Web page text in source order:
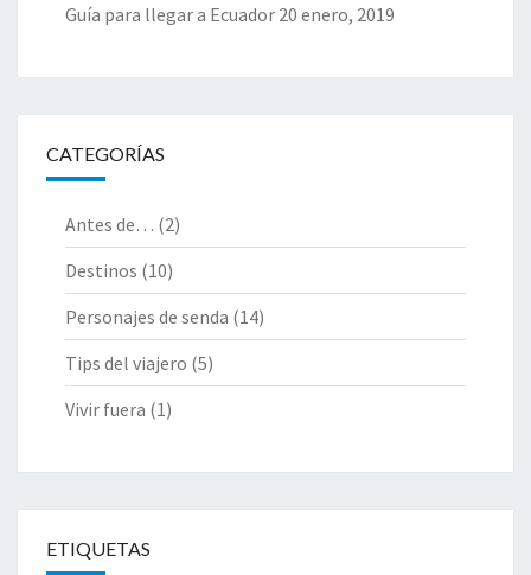
Guía para llegar a Ecuador 20 enero, 2019
CATEGORÍAS
Antes de… (2)
Destinos (10)
Personajes de senda (14)
Tips del viajero (5)
Vivir fuera (1)
ETIQUETAS